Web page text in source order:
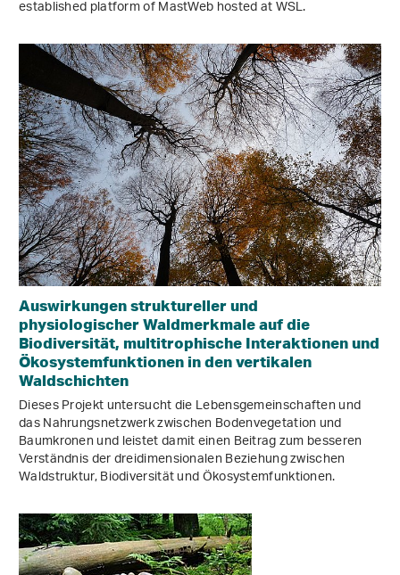
established platform of MastWeb hosted at WSL.
Auswirkungen struktureller und
physiologischer Waldmerkmale auf die
Biodiversität, multitrophische Interaktionen und
Ökosystemfunktionen in den vertikalen
Waldschichten
Dieses Projekt untersucht die Lebensgemeinschaften und
das Nahrungsnetzwerk zwischen Bodenvegetation und
Baumkronen und leistet damit einen Beitrag zum besseren
Verständnis der dreidimensionalen Beziehung zwischen
Waldstruktur, Biodiversität und Ökosystemfunktionen.